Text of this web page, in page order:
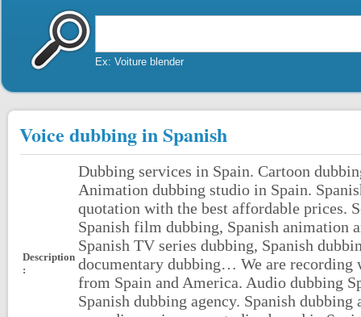
Ex: Voiture blender
Voice dubbing in Spanish
Description
:
Dubbing services in Spain. Cartoon
Animation dubbing studio in Spain.
quotation with the best affordable prices.
Spanish film dubbing, Spanish animation
Spanish TV series dubbing, Spanish
documentary dubbing… We are recording
from Spain and America. Audio dubbing
Spanish dubbing agency. Spanish dubbing